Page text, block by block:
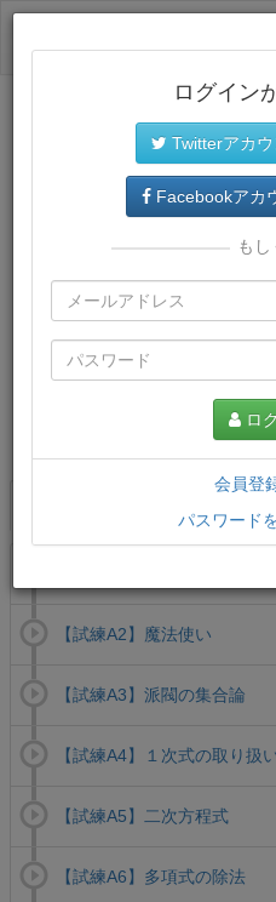
【試練A2】魔法使い
【試練A3】派閥の集合論
【試練A4】１次式の取り扱
【試練A5】二次方程式
【試練A6】多項式の除法
ログイン
Twitterアカ
Facebookアカ
もし
ロ
会員登
パスワード